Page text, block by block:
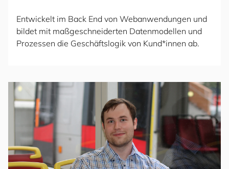
Entwickelt im Back End von Webanwendungen und
bildet mit maßgeschneiderten Datenmodellen und
Prozessen die Geschäftslogik von Kund*innen ab.